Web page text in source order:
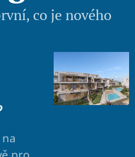
co je nového